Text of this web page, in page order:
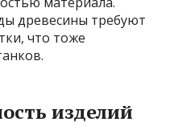
древесины требуют
что тоже
изделий